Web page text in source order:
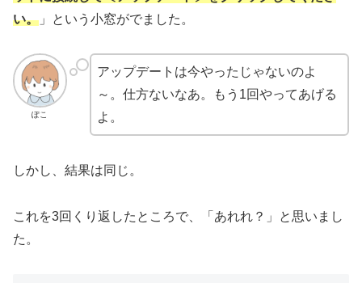
い。 」という小窓がでました。
ぽこ
アップデートは今やったじゃないのよ
～。仕方ないなあ。もう1回やってあげる
よ。
しかし、結果は同じ。
これを3回くり返したところで、「あれれ？」と思いまし
た。